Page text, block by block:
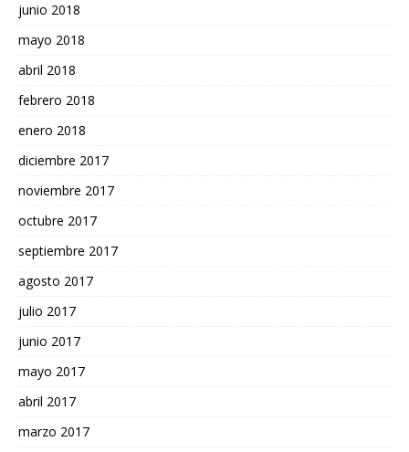
junio 2018
mayo 2018
abril 2018
febrero 2018
enero 2018
diciembre 2017
noviembre 2017
octubre 2017
septiembre 2017
agosto 2017
julio 2017
junio 2017
mayo 2017
abril 2017
marzo 2017